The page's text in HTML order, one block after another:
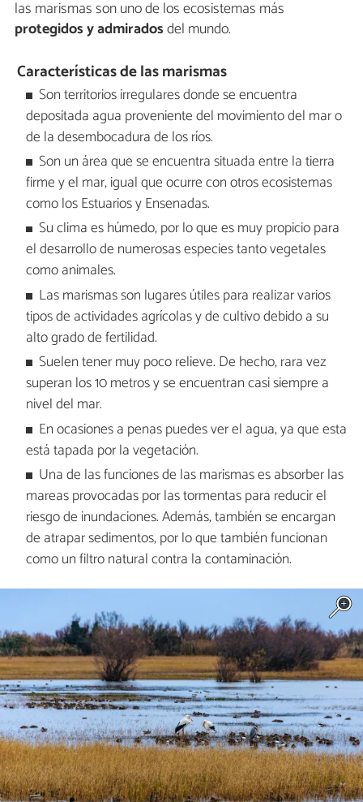
las marismas son uno de los ecosistemas más
protegidos y admiradosdel mundo.
Características de las marismas
Son territorios irregulares donde se encuentra
depositada agua proveniente del movimiento del mar o
de la desembocadura de los ríos.
Son un área que se encuentra situada entre la tierra
firme y el mar, igual que ocurre con otros ecosistemas
como los Estuarios y Ensenadas.
Su clima es húmedo, por lo que es muy propicio para
el desarrollo de numerosas especies tanto vegetales
como animales.
Las marismas son lugares útiles para realizar varios
tipos de actividades agrícolas y de cultivo debido a su
alto grado de fertilidad.
Suelen tener muy poco relieve. De hecho, rara vez
superan los 10 metros y se encuentran casi siempre a
nivel del mar.
En ocasiones a penas puedes ver el agua, ya que esta
está tapada por la vegetación.
Una de las funciones de las marismas es absorber las
mareas provocadas por las tormentas para reducir el
riesgo de inundaciones. Además, también se encargan
de atrapar sedimentos, por lo que también funcionan
como un filtro natural contra la contaminación.